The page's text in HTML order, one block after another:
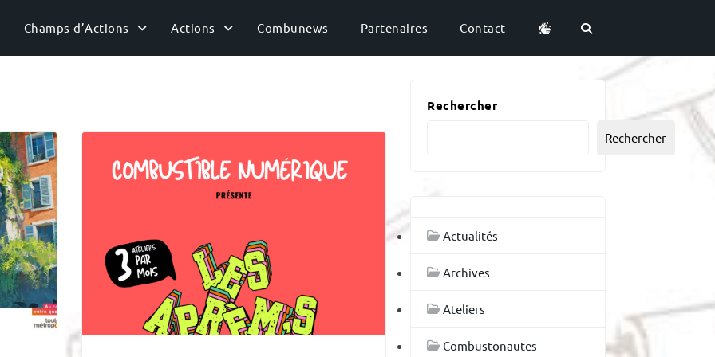
Champs d’Actions Actions Combunews Partenaires Contact
Rechercher
Rechercher
Actualités
Archives
Ateliers
Combustonautes